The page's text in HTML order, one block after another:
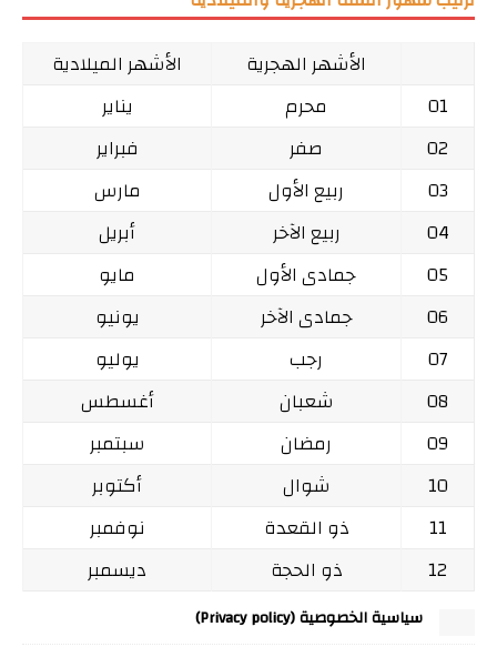
الأشهر الهجرية
الأشهر الميلادية
01
محرم
يناير
02
صفر
فبراير
03
ربيع الأول
مارس
04
ربيع الآخر
أبريل
05
جمادى الأول
مايو
06
جمادى الآخر
يونيو
07
رجب
يوليو
08
شعبان
أغسطس
09
رمضان
سبتمبر
10
شوال
أكتوبر
11
ذو القعدة
نوفمبر
12
ذو الحجة ديسمبر
سياسية الخصوصية (Privacy policy)